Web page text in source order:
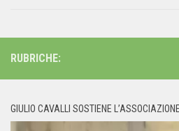
RUBRICHE:
GIULIO CAVALLI SOSTIENE